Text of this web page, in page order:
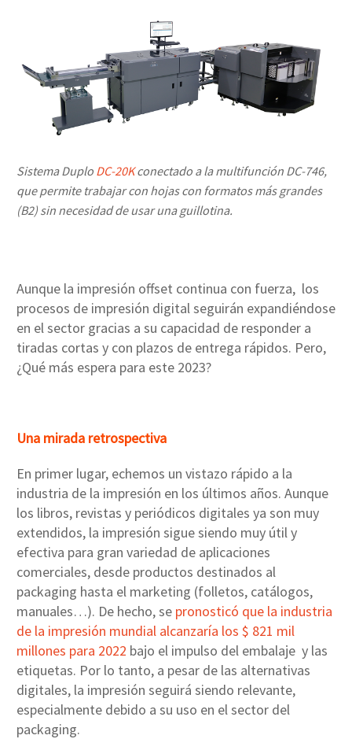
Sistema Duplo DC-20Kconectado a la multifunción DC-746,
que permite trabajar con hojas con formatos más grandes
(B2) sin necesidad de usar una guillotina.
Aunque la impresión offset continua con fuerza, los
procesos de impresión digital seguirán expandiéndose
en el sector gracias a su capacidad de responder a
tiradas cortas y con plazos de entrega rápidos. Pero,
¿Qué más espera para este 2023?
Una mirada retrospectiva
En primer lugar, echemos un vistazo rápido a la
industria de la impresión en los últimos años. Aunque
los libros, revistas y periódicos digitales ya son muy
extendidos, la impresión sigue siendo muy útil y
efectiva para gran variedad de aplicaciones
comerciales, desde productos destinados al
packaging hasta el marketing (folletos, catálogos,
manuales…). De hecho, se pronosticó que la industria
de la impresión mundial alcanzaría los $ 821 mil
millones para 2022 bajo el impulso del embalaje y las
etiquetas. Por lo tanto, a pesar de las alternativas
digitales, la impresión seguirá siendo relevante,
especialmente debido a su uso en el sector del
packaging.